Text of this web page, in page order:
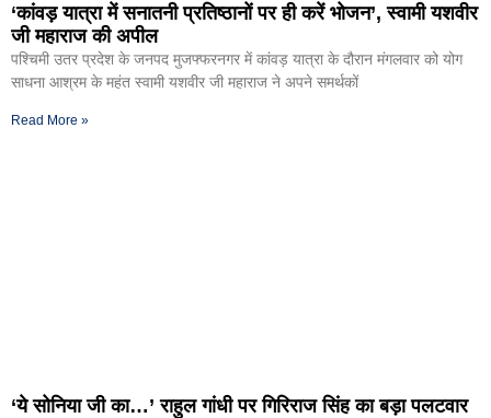
‘कांवड़ यात्रा में सनातनी प्रतिष्ठानों पर ही करें भोजन’, स्वामी यशवीर
जी महाराज की अपील
पश्चिमी उतर प्रदेश के जनपद मुजफ्फरनगर में कांवड़ यात्रा के दौरान मंगलवार को योग
साधना आश्रम के महंत स्वामी यशवीर जी महाराज ने अपने समर्थकों
Read More »
‘ये सोनिया जी का…’ राहुल गांधी पर गिरिराज सिंह का बड़ा पलटवार